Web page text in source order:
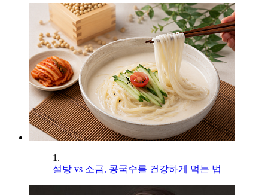
1.
설탕 vs 소금, 콩국수를 건강하게 먹는 법